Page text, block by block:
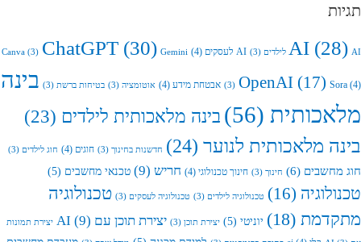
AI
(3) AI לעסקים (4)
Canva(3) ChatGPT(30) Gemini
(3) OpenAI(17) אבטחת מידע(4) אוטומציה(3) בטיחות ברשת (3)
בינה
(56) בינה מלאכותית לילדים(23)
מלאכותית לנוער(24) חדשנות בחינוך (3) חוגים (4) חוג לילדים(3)
(6) חינוך(3) חינוך טכנולוגי(4) חריש(9) טכנאי מחשבים(5)
(16) טכנולוגיה לילדים(3) טכנולוגיה לעסקים(3)
טכנולוגיה
(18) יוניטי(5) יצירת תוכן(3) יצירת תוכן עם AI (9) יצירת תמונות